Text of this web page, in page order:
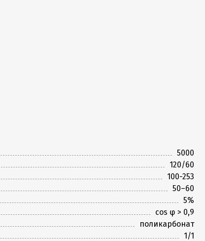
5000
120/60
100-253
50–60
5%
cos φ > 0,9
поликарбонат
1/1